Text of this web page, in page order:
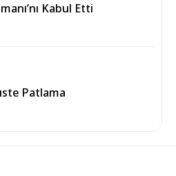
Kabul Etti
Patlama